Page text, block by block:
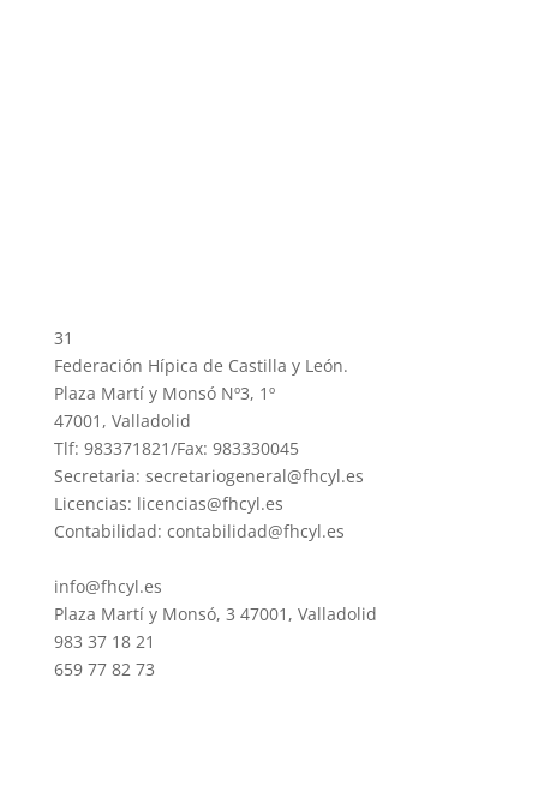
31
Federación Hípica de Castilla y León.
Plaza Martí y Monsó Nº3, 1º
47001, Valladolid
Tlf: 983371821/Fax: 983330045
Secretaria: secretariogeneral@fhcyl.es
Licencias: licencias@fhcyl.es
Contabilidad: contabilidad@fhcyl.es
info@fhcyl.es
Plaza Martí y Monsó, 3 47001, Valladolid
983 37 18 21
659 77 82 73